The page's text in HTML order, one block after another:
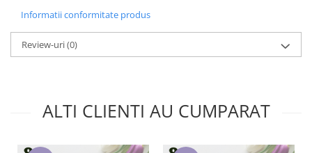
Informatii conformitate produs
Review-uri(0)
ALTI CLIENTI AU CUMPARAT